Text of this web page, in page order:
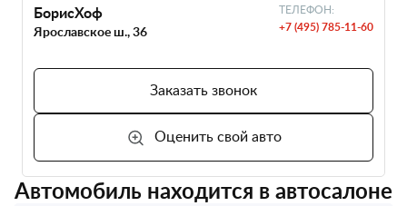
БорисХоф
Ярославское ш., 36
ТЕЛЕФОН:
+7 (495) 785-11-60
Заказать звонок
Оценить свой авто
Автомобиль находится в автосалоне